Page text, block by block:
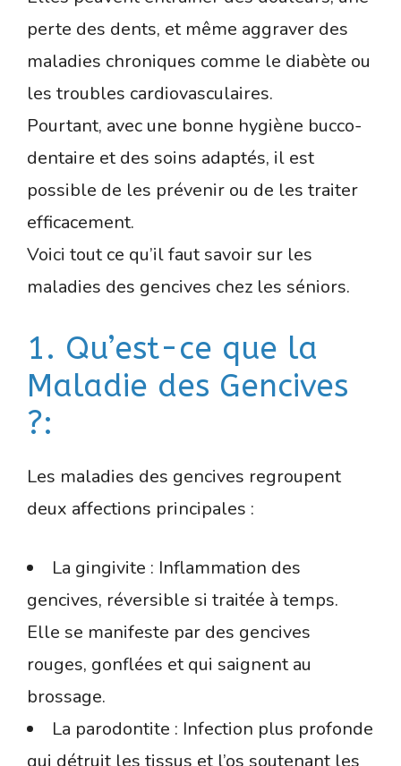
perte des dents, et même aggraver des
maladies chroniques comme le diabète ou
les troubles cardiovasculaires.
Pourtant, avec une bonne hygiène bucco-
dentaire et des soins adaptés, il est
possible de les prévenir ou de les traiter
efficacement.
Voici tout ce qu’il faut savoir sur les
maladies des gencives chez les séniors.
1. Qu’est-ce que la
Maladie des Gencives
?:
Les maladies des gencives regroupent
deux affections principales :
La gingivite : Inflammation des
gencives, réversible si traitée à temps.
Elle se manifeste par des gencives
rouges, gonflées et qui saignent au
brossage.
La parodontite : Infection plus profonde